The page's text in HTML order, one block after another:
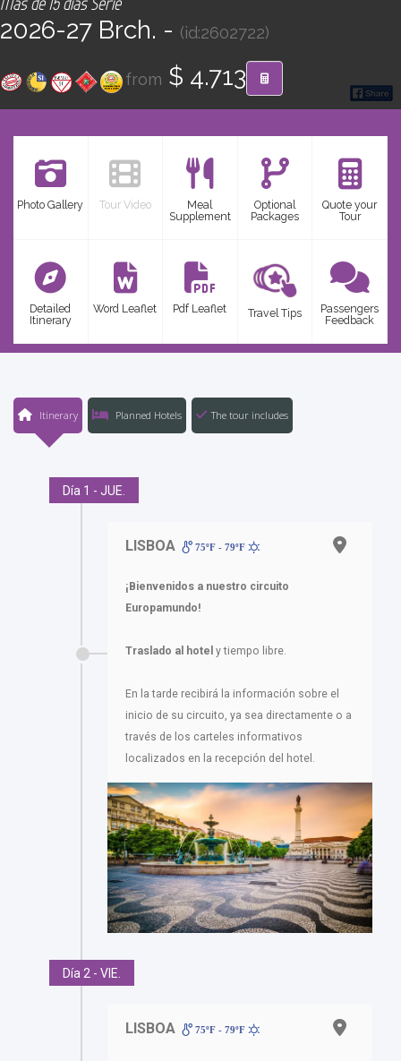
Find your Tour
2026-27 Brch. - (id:2602722)
from $ 4.713
Photo Gallery Tour Video
Meal
Supplement
Optional
Packages
Quote your
Tour
Detailed
Itinerary
Word Leaflet Pdf Leaflet Travel Tips
Passengers
Feedback
Itinerary Planned Hotels The tour includes
Día 1 - JUE.
LISBOA 75ºF - 79ºF
¡Bienvenidos a nuestro circuito
Europamundo!
Traslado al hotel y tiempo libre.
En la tarde recibirá la información sobre el
inicio de su circuito, ya sea directamente o a
través de los carteles informativos
localizados en la recepción del hotel.
Día 2 - VIE.
LISBOA 75ºF - 79ºF